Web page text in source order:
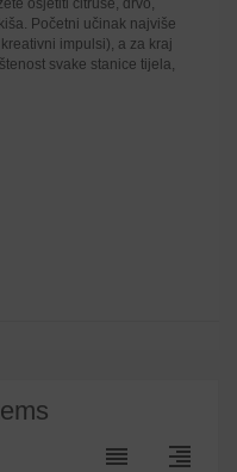
osjetiti citruse, drvo,
Početni učinak najviše
impulsi), a za kraj
svake stanice tijela,
reorder format_align_right